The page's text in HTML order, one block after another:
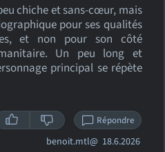
chiche et sans-cœur, mais
pour ses qualités
et non pour son côté
Un peu long et
principal se répète
Répondre
benoit.mtl@ 18.6.2026